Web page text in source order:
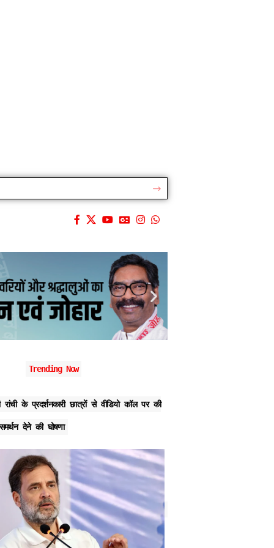
Trending Now
के प्रदर्शनकारी छात्रों से वीडियो कॉल पर की
देने की घोषणा